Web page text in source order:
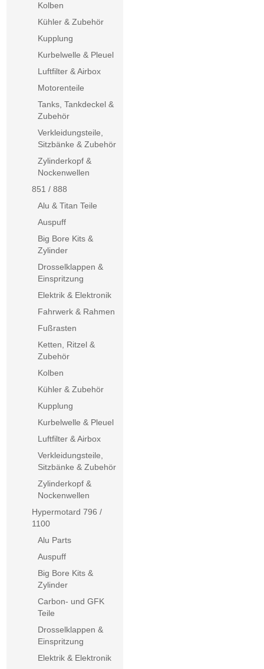
Kolben
Kühler & Zubehör
Kupplung
Kurbelwelle & Pleuel
Luftfilter & Airbox
Motorenteile
Tanks, Tankdeckel &
Zubehör
Verkleidungsteile,
Sitzbänke & Zubehör
Zylinderkopf &
Nockenwellen
851 / 888
Alu & Titan Teile
Auspuff
Big Bore Kits &
Zylinder
Drosselklappen &
Einspritzung
Elektrik & Elektronik
Fahrwerk & Rahmen
Fußrasten
Ketten, Ritzel &
Zubehör
Kolben
Kühler & Zubehör
Kupplung
Kurbelwelle & Pleuel
Luftfilter & Airbox
Verkleidungsteile,
Sitzbänke & Zubehör
Zylinderkopf &
Nockenwellen
Hypermotard 796 /
1100
Alu Parts
Auspuff
Big Bore Kits &
Zylinder
Carbon- und GFK
Teile
Drosselklappen &
Einspritzung
Elektrik & Elektronik